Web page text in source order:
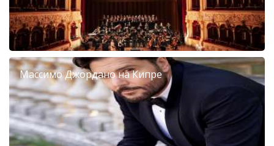
Массимо Джордано на Кипре